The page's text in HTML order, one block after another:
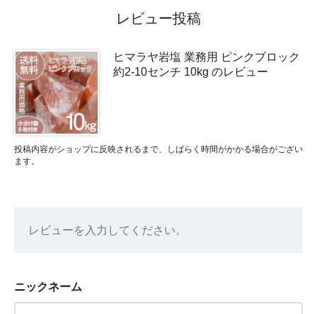
レビュー投稿
ヒマラヤ岩塩 業務用 ピンクブロック
約2-10センチ 10kg のレビュー
投稿内容がショップに反映されるまで、しばらく時間がかかる場合がござい
ます。
レビューを入力してください。
ニックネーム